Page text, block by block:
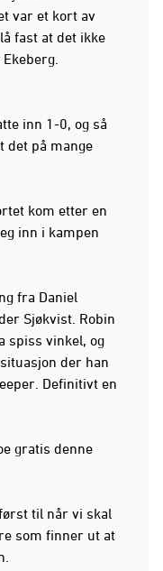
var et kort av
fast at det ikke
inn 1-0, og så
det på mange
kom etter en
inn i kampen
fra Daniel
Sjøkvist. Robin
spiss vinkel, og
der han
Definitivt en
gratis denne
til når vi skal
som finner ut at